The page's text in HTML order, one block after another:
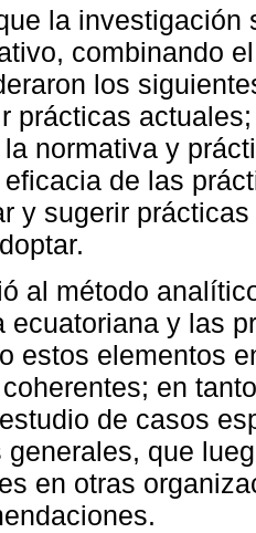
la
combinando
los
prácticas
normativa y
de las
y sugerir
al método
ecuatoriana y las
estos elementos
en
de casos
generales, que
en otras